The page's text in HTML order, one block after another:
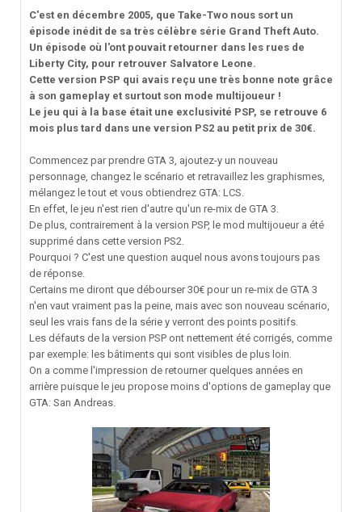
C'est en décembre 2005, que Take-Two nous sort un
épisode inédit de sa très célèbre série Grand Theft Auto.
Un épisode où l'ont pouvait retourner dans les rues de
Liberty City, pour retrouver Salvatore Leone.
Cette version PSP qui avais reçu une très bonne note grâce
à son gameplay et surtout son mode multijoueur !
Le jeu qui à la base était une exclusivité PSP, se retrouve 6
mois plus tard dans une version PS2 au petit prix de 30€.
Commencez par prendre GTA 3, ajoutez-y un nouveau
personnage, changez le scénario et retravaillez les graphismes,
mélangez le tout et vous obtiendrez GTA: LCS.
En effet, le jeu n'est rien d'autre qu'un re-mix de GTA 3.
De plus, contrairement à la version PSP, le mod multijoueur a été
supprimé dans cette version PS2.
Pourquoi ? C'est une question auquel nous avons toujours pas
de réponse.
Certains me diront que débourser 30€ pour un re-mix de GTA 3
n'en vaut vraiment pas la peine, mais avec son nouveau scénario,
seul les vrais fans de la série y verront des points positifs.
Les défauts de la version PSP ont nettement été corrigés, comme
par exemple: les bâtiments qui sont visibles de plus loin.
On a comme l'impression de retourner quelques années en
arrière puisque le jeu propose moins d'options de gameplay que
GTA: San Andreas.